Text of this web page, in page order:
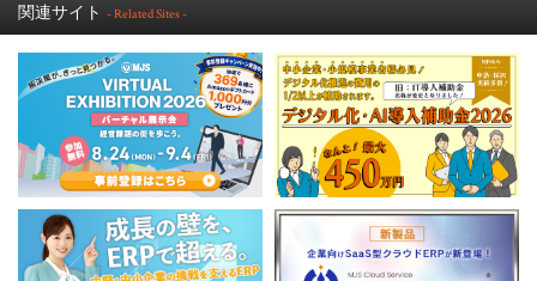
関連サイト - Related Sites -